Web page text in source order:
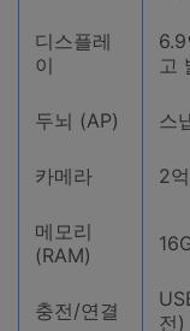
디스플레
이
고
두뇌 (AP)
스
카메라 2
메모리
(RAM)
충전/연결
전)